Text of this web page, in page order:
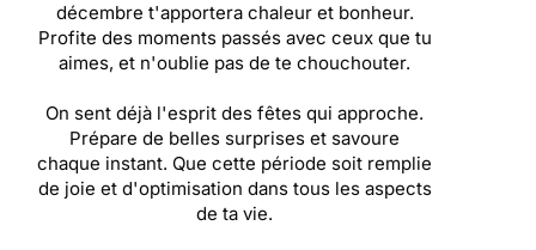
décembre t'apportera chaleur et bonheur.
Profite des moments passés avec ceux que tu
aimes, et n'oublie pas de te chouchouter.
On sent déjà l'esprit des fêtes qui approche.
Prépare de belles surprises et savoure
chaque instant. Que cette période soit remplie
de joie et d'optimisation dans tous les aspects
de ta vie.